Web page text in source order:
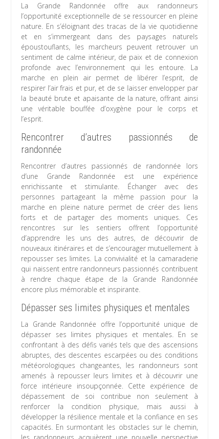
La Grande Randonnée offre aux randonneurs
l’opportunité exceptionnelle de se ressourcer en pleine
nature. En s’éloignant des tracas de la vie quotidienne
et en s’immergeant dans des paysages naturels
époustouflants, les marcheurs peuvent retrouver un
sentiment de calme intérieur, de paix et de connexion
profonde avec l’environnement qui les entoure. La
marche en plein air permet de libérer l’esprit, de
respirer l’air frais et pur, et de se laisser envelopper par
la beauté brute et apaisante de la nature, offrant ainsi
une véritable bouffée d’oxygène pour le corps et
l’esprit.
Rencontrer d’autres passionnés de
randonnée
Rencontrer d’autres passionnés de randonnée lors
d’une Grande Randonnée est une expérience
enrichissante et stimulante. Échanger avec des
personnes partageant la même passion pour la
marche en pleine nature permet de créer des liens
forts et de partager des moments uniques. Ces
rencontres sur les sentiers offrent l’opportunité
d’apprendre les uns des autres, de découvrir de
nouveaux itinéraires et de s’encourager mutuellement à
repousser ses limites. La convivialité et la camaraderie
qui naissent entre randonneurs passionnés contribuent
à rendre chaque étape de la Grande Randonnée
encore plus mémorable et inspirante.
Dépasser ses limites physiques et mentales
La Grande Randonnée offre l’opportunité unique de
dépasser ses limites physiques et mentales. En se
confrontant à des défis variés tels que des ascensions
abruptes, des descentes escarpées ou des conditions
météorologiques changeantes, les randonneurs sont
amenés à repousser leurs limites et à découvrir une
force intérieure insoupçonnée. Cette expérience de
dépassement de soi contribue non seulement à
renforcer la condition physique, mais aussi à
développer la résilience mentale et la confiance en ses
capacités. En surmontant les obstacles sur le chemin,